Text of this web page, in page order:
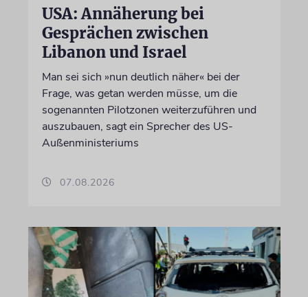
USA: Annäherung bei
Gesprächen zwischen
Libanon und Israel
Man sei sich »nun deutlich näher« bei der
Frage, was getan werden müsse, um die
sogenannten Pilotzonen weiterzuführen und
auszubauen, sagt ein Sprecher des US-
Außenministeriums
07.08.2026